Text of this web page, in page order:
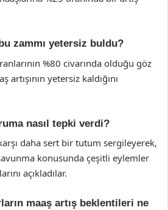
zammı yetersiz buldu?
%80 civarında olduğu göz
artışının yetersiz kaldığını
nasıl tepki verdi?
daha sert bir tutum sergileyerek,
konusunda çeşitli eylemler
açıkladılar.
maaş artış beklentileri ne